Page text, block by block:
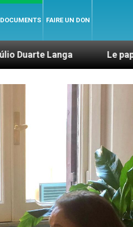
DOCUMENTS FAIRE UN DON
Le pape Léon XIV évoque